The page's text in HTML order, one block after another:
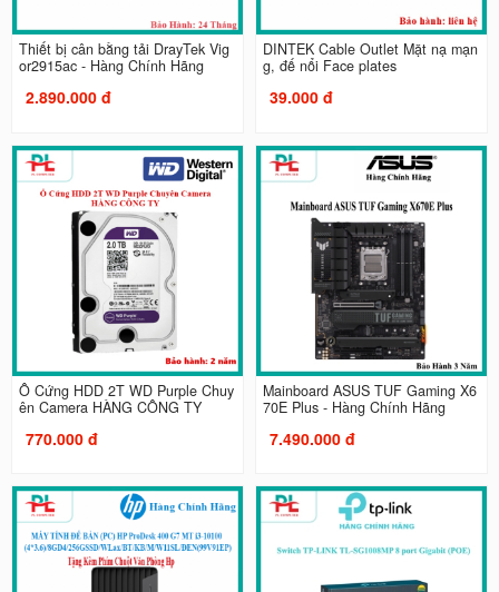
Thiết bị cân bằng tải DrayTek Vig
or2915ac - Hàng Chính Hãng
2.890.000 đ
DINTEK Cable Outlet Mặt nạ mạn
g, đế nổi Face plates
39.000 đ
Ổ Cứng HDD 2T WD Purple Chuy
ên Camera HÀNG CÔNG TY
770.000 đ
Mainboard ASUS TUF Gaming X6
70E Plus - Hàng Chính Hãng
7.490.000 đ